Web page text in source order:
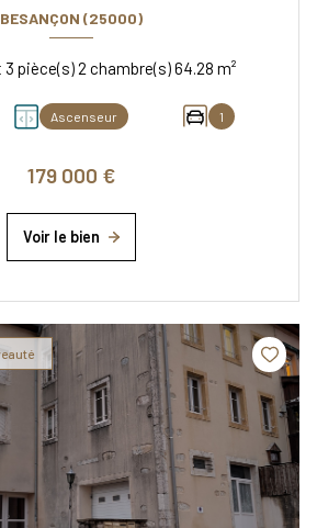
BESANÇON (25000)
Appartement 3 pièce(s) 2 chambre(s) 64.28 m²
Ascenseur 1
179 000 €
Voir le bien